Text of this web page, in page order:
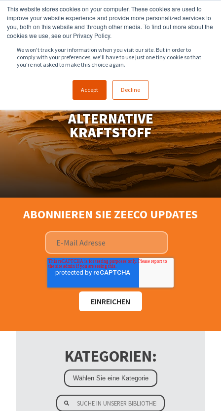
This website stores cookies on your computer. These cookies are used to
improve your website experience and provide more personalized services to
you, both on this website and through other media. To find out more about the
cookies we use, see our Privacy Policy.
We won't track your information when you visit our site. But in order to
comply with your preferences, we'll have to use just one tiny cookie so that
you're not asked to make this choice again.
Accept Decline
918.258.8551 sales@zeeco.com
WASSERSTOFF - DER
ALTERNATIVE
KRAFTSTOFF
ABONNIEREN SIE ZEECO UPDATES
KATEGORIEN: